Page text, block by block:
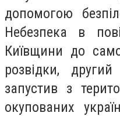
допомогою
Небезпека в
Київщини до
розвідки,
запустив з
окупованих